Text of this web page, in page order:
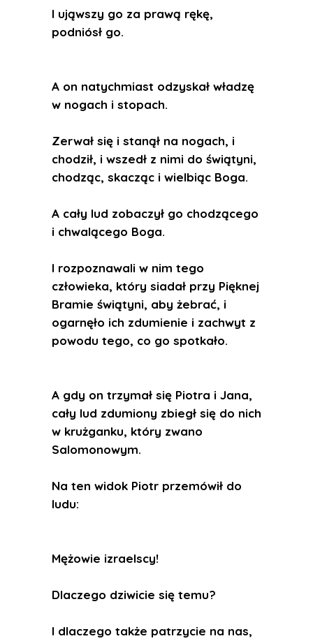
I ująwszy go za prawą rękę,
podniósł go.
A on natychmiast odzyskał władzę
w nogach i stopach.
Zerwał się i stanął na nogach, i
chodził, i wszedł z nimi do świątyni,
chodząc, skacząc i wielbiąc Boga.
A cały lud zobaczył go chodzącego
i chwalącego Boga.
I rozpoznawali w nim tego
człowieka, który siadał przy Pięknej
Bramie świątyni, aby żebrać, i
ogarnęło ich zdumienie i zachwyt z
powodu tego, co go spotkało.
A gdy on trzymał się Piotra i Jana,
cały lud zdumiony zbiegł się do nich
w krużganku, który zwano
Salomonowym.
Na ten widok Piotr przemówił do
ludu:
Mężowie izraelscy!
Dlaczego dziwicie się temu?
I dlaczego także patrzycie na nas,